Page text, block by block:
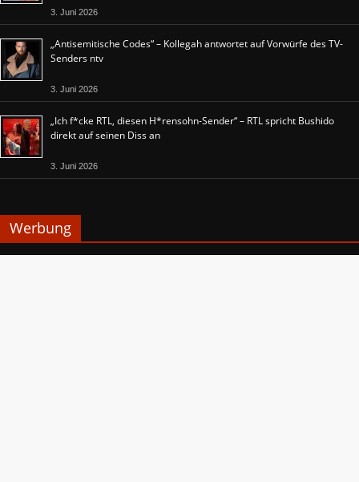
3. Juni 2026
„Antisemitische Codes“ – Kollegah antwortet auf Vorwürfe des TV-
Senders ntv
3. Juni 2026
„Ich f*cke RTL, diesen H*rensohn-Sender“ – RTL spricht Bushido
direkt auf seinen Diss an
3. Juni 2026
Werbung